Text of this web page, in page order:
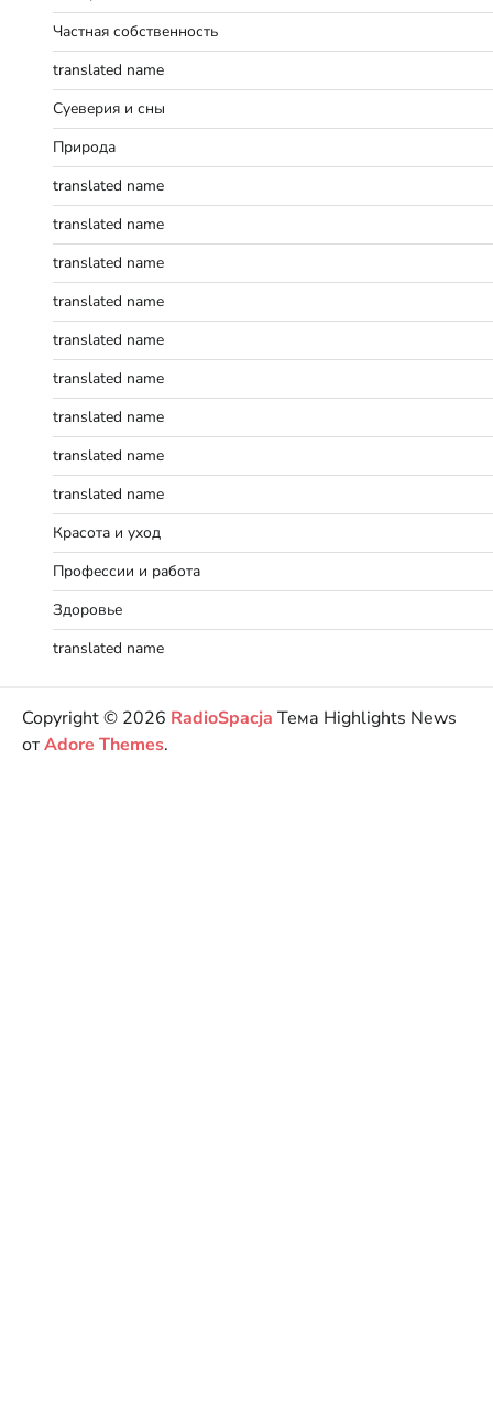
Частная собственность
translated name
Суеверия и сны
Природа
translated name
translated name
translated name
translated name
translated name
translated name
translated name
translated name
translated name
Красота и уход
Профессии и работа
Здоровье
translated name
Copyright © 2026 RadioSpacja Тема Highlights News
отAdore Themes.